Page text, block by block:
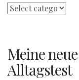
Meine
Alltagstest